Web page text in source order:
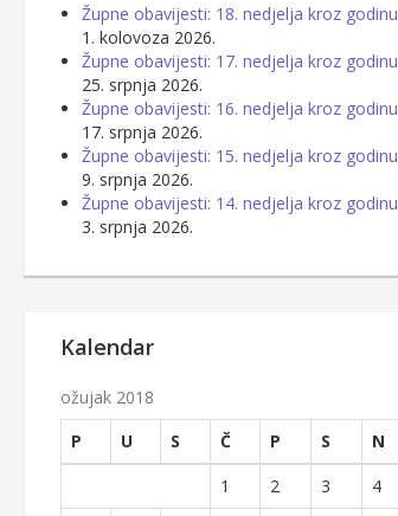
Župne obavijesti: 18. nedjelja kroz godinu
1. kolovoza 2026.
Župne obavijesti: 17. nedjelja kroz godinu
25. srpnja 2026.
Župne obavijesti: 16. nedjelja kroz godinu
17. srpnja 2026.
Župne obavijesti: 15. nedjelja kroz godinu
9. srpnja 2026.
Župne obavijesti: 14. nedjelja kroz godinu
3. srpnja 2026.
Kalendar
ožujak 2018
P
U S Č P S
N
1
2 3
4